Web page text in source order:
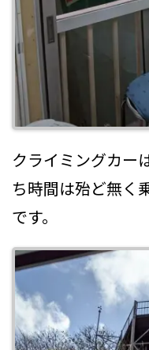
クライミングカー
ち時間は殆ど無く
です。